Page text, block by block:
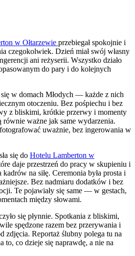
w Ołtarzewie przebiegał spokojnie i
czegokolwiek. Dzień miał swój własny
ani reżyserii. Wszystko działo
do pary i do kolejnych
w domach Młodych — każde z nich
otoczeniu. Bez pośpiechu i bez
z bliskimi, krótkie przerwy i momenty
równie ważne jak same wydarzenia.
uważnie, bez ingerowania w
się do Hotelu Lamberton w
daje przestrzeń do pracy w skupieniu i
na siłę. Ceremonia była prosta i
Bez nadmiaru dodatków i bez
Te pojawiały się same — w gestach,
między słowami.
się płynnie. Spotkania z bliskimi,
spędzone razem bez przerywania i
zdjęcia. Reportaż ślubny polega tu na
to, co dzieje się naprawdę, a nie na